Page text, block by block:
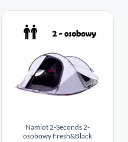
Namiot 2-Seconds 2-
osobowy Fresh&Black